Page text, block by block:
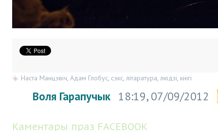
Наста Манцэвіч, Адам Глобус, сэкс, літаратура, людзі, кнігі
Воля Гарапучык 18:19, 07/09/2012
Каментары праз FACEBOOK